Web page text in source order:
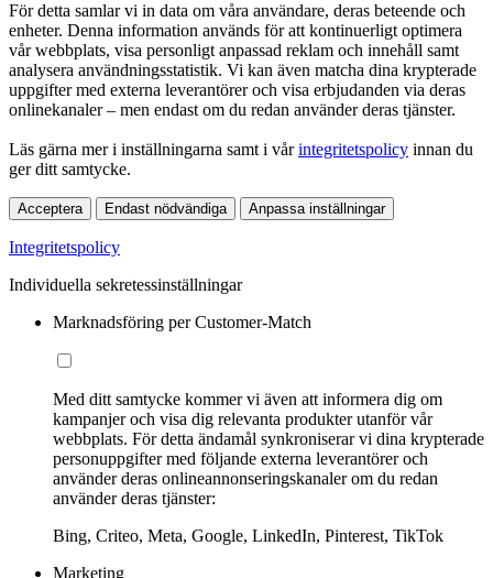
För detta samlar vi in data om våra användare, deras beteende och
enheter. Denna information används för att kontinuerligt optimera
vår webbplats, visa personligt anpassad reklam och innehåll samt
analysera användningsstatistik. Vi kan även matcha dina krypterade
uppgifter med externa leverantörer och visa erbjudanden via deras
onlinekanaler – men endast om du redan använder deras tjänster.
Läs gärna mer i inställningarna samt i vårintegritetspolicy innan du
ger ditt samtycke.
Acceptera Endast nödvändiga Anpassa inställningar
Integritetspolicy
Individuella sekretessinställningar
Marknadsföring per Customer-Match
Med ditt samtycke kommer vi även att informera dig om
kampanjer och visa dig relevanta produkter utanför vår
webbplats. För detta ändamål synkroniserar vi dina krypterade
personuppgifter med följande externa leverantörer och
använder deras onlineannonseringskanaler om du redan
använder deras tjänster:
Bing, Criteo, Meta, Google, LinkedIn, Pinterest, TikTok
Marketing